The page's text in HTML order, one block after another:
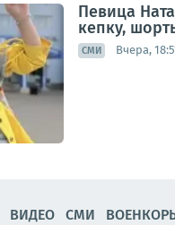
Певица
кепку,
СМИ Вчера,
ВИДЕО СМИ